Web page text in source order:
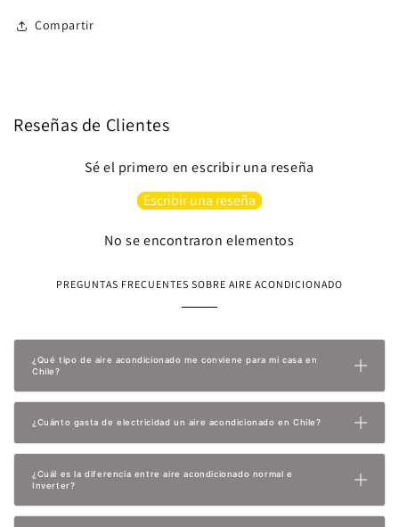
Compartir
Reseñas de Clientes
Sé el primero en escribir una reseña
Escribir una reseña
No se encontraron elementos
PREGUNTAS FRECUENTES SOBRE AIRE ACONDICIONADO
¿Qué tipo de aire acondicionado me conviene para mi casa en
Chile?
¿Cuánto gasta de electricidad un aire acondicionado en Chile?
¿Cuál es la diferencia entre aire acondicionado normal e
Inverter?